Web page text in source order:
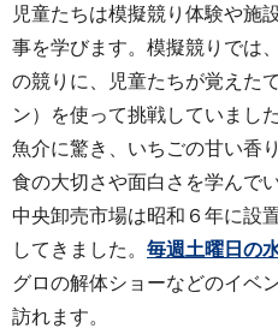
児童たちは模擬競り体験や施
事を学びます。模擬競りでは
の競りに、児童たちが覚えた
ン）を使って挑戦していまし
魚介に驚き、いちごの甘い香
食の大切さや面白さを学んで
中央卸売市場は昭和６年に設
してきました。 毎週土曜日の
グロの解体ショーなどのイベ
訪れます。